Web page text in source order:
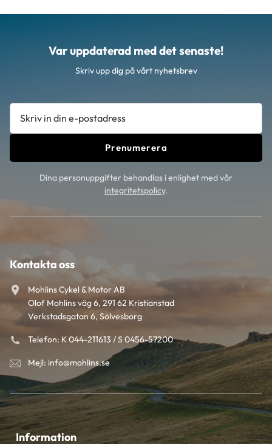
Var uppdaterad med det senaste!
Skriv upp dig på vårt nyhetsbrev
Prenumerera
Dina personuppgifter behandlas i enlighet med vår
integritetspolicy.
Kontakta oss
Mohlins Cykel & Motor AB
Olof Mohlins väg 6, 291 62 Kristianstad
Verkstadsgatan 6, Sölvesborg
Telefon: K 044-211613 / S 0456-57200
Mejl: info@mohlins.se
Information